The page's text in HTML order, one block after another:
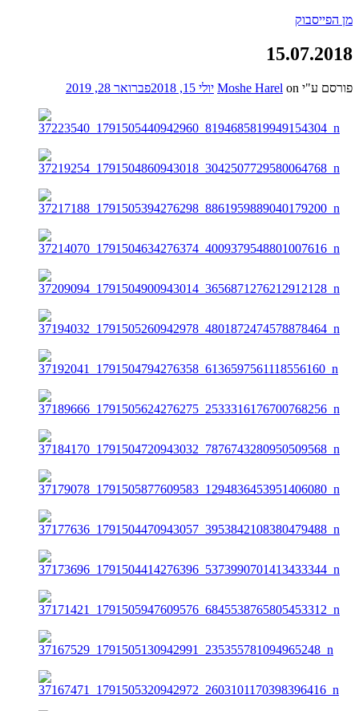
מן הפייסבוק
15.07.2018
פורסם ע"י Moshe Harel on יולי 15, 2018 פברואר 28, 2019